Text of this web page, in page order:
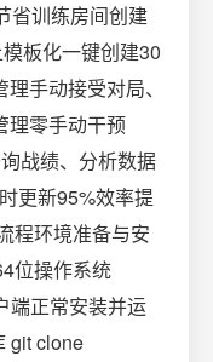
省训练房间创建
板化一键创建30
手动接受对局、
理零手动干预
战绩、分析数据
更新95%效率提
程环境准备与安
位操作系统
端正常安装并运
git clone